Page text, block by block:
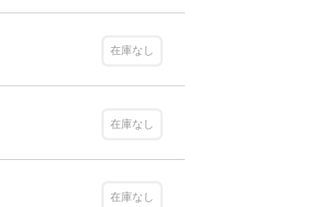
在庫なし
在庫なし
在庫なし